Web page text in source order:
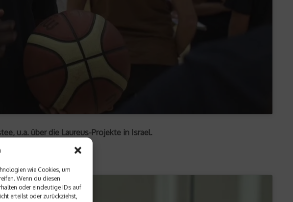
wie Cookies, um
Wenn du diesen
oder eindeutige IDs auf
erteilst oder zurückziehst,
u.a. über die Laureus-Projekte in Israel.